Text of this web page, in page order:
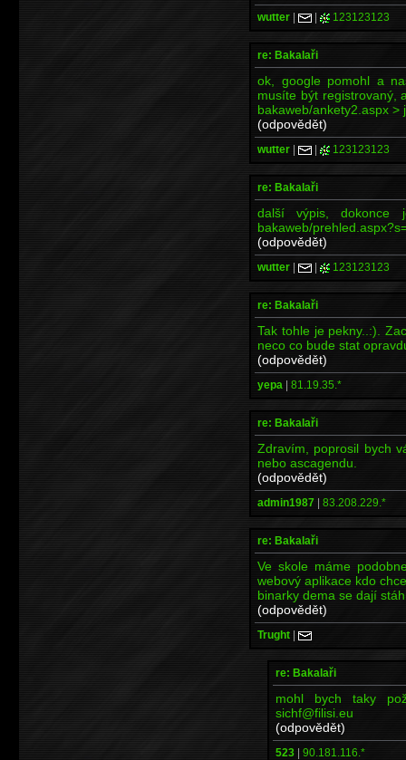
wutter | | 123123123
re: Bakalaři
ok, google pomohl a
musíte být registrovaný,
bakaweb/ankety2.aspx >
(odpovědět)
wutter | | 123123123
re: Bakalaři
další výpis, dokonce
bakaweb/
(odpovědět)
wutter | | 123123123
re: Bakalaři
Tak tohle je pekny..:).
neco co bude stat
(odpovědět)
yepa | 81.19.35.*
re: Bakalaři
Zdravím, poprosil bych
nebo ascagendu.
(odpovědět)
admin1987 | 83.208.229.*
re: Bakalaři
Ve skole máme
webový aplikace kdo
binarky dema se dají
(odpovědět)
Trught |
re: Bakalaři
mohl bych taky
sichf@filisi.eu
(odpovědět)
523 | 90.181.116.*